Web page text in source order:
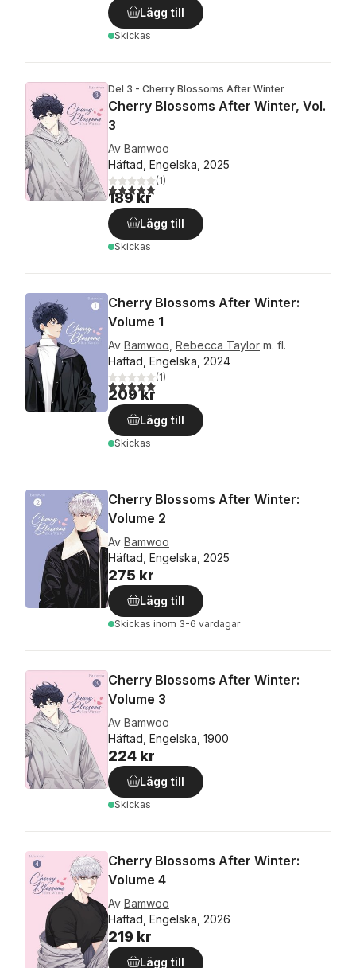
Lägg till
Skickas
Del 3 - Cherry Blossoms After Winter
Cherry Blossoms After Winter, Vol.
3
Av Bamwoo
Häftad, Engelska, 2025
5,0utav 5 stjärnor. Totalt antal röster:
(1)
189 kr
Lägg till
Skickas
Cherry Blossoms After Winter:
Volume 1
Av Bamwoo Rebecca Taylor m. fl.
Häftad, Engelska, 2024
5,0utav 5 stjärnor. Totalt antal röster:
(1)
209 kr
Lägg till
Skickas
Cherry Blossoms After Winter:
Volume 2
Av Bamwoo
Häftad, Engelska, 2025
275 kr
Lägg till
Skickas inom 3-6 vardagar
Cherry Blossoms After Winter:
Volume 3
Av Bamwoo
Häftad, Engelska, 1900
224 kr
Lägg till
Skickas
Cherry Blossoms After Winter:
Volume 4
Av Bamwoo
Häftad, Engelska, 2026
219 kr
Lägg till